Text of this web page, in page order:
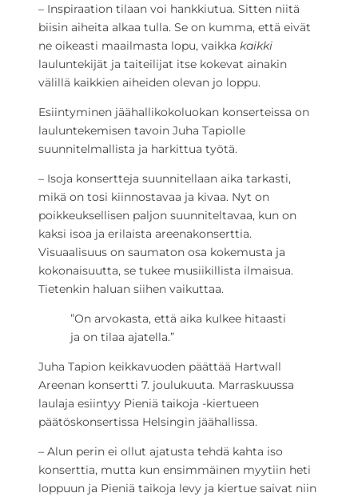
– Inspiraation tilaan voi hankkiutua. Sitten niitä
biisin aiheita alkaa tulla. Se on kumma, että eivät
ne oikeasti maailmasta lopu, vaikka kaikki
lauluntekijät ja taiteilijat itse kokevat ainakin
välillä kaikkien aiheiden olevan jo loppu.
Esiintyminen jäähallikokoluokan konserteissa on
lauluntekemisen tavoin Juha Tapiolle
suunnitelmallista ja harkittua työtä.
– Isoja konsertteja suunnitellaan aika tarkasti,
mikä on tosi kiinnostavaa ja kivaa. Nyt on
poikkeuksellisen paljon suunniteltavaa, kun on
kaksi isoa ja erilaista areenakonserttia.
Visuaalisuus on saumaton osa kokemusta ja
kokonaisuutta, se tukee musiikillista ilmaisua.
Tietenkin haluan siihen vaikuttaa.
”On arvokasta, että aika kulkee hitaasti
ja on tilaa ajatella.”
Juha Tapion keikkavuoden päättää Hartwall
Areenan konsertti 7. joulukuuta. Marraskuussa
laulaja esiintyy Pieniä taikoja -kiertueen
päätöskonsertissa Helsingin jäähallissa.
– Alun perin ei ollut ajatusta tehdä kahta iso
konserttia, mutta kun ensimmäinen myytiin heti
loppuun ja Pieniä taikoja levy ja kiertue saivat niin